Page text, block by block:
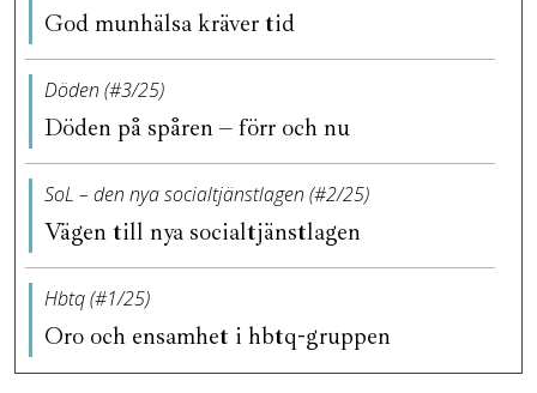
God munhälsa kräver tid
Döden (#3/25)
Döden på spåren – förr och nu
SoL – den nya socialtjänstlagen (#2/25)
Vägen till nya socialtjänstlagen
Hbtq (#1/25)
Oro och ensamhet i hbtq-gruppen